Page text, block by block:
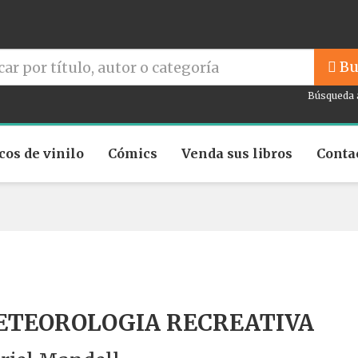
Búsqueda
de vinilo Cómics Venda sus libros
RECREATIVA